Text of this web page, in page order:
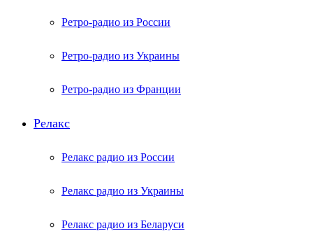
Ретро-радио из России
Ретро-радио из Украины
Ретро-радио из Франции
Релакс
Релакс радио из России
Релакс радио из Украины
Релакс радио из Беларуси